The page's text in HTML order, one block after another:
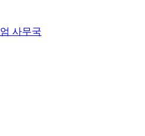
사무국